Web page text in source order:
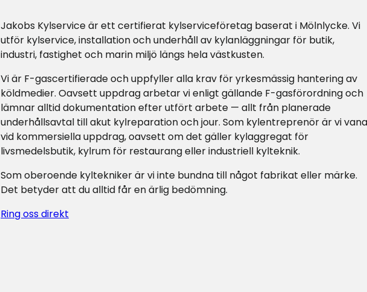
Jakobs Kylservice är ett certifierat kylserviceföretag baserat i Mölnlycke. Vi
utför kylservice, installation och underhåll av kylanläggningar för butik,
industri, fastighet och marin miljö längs hela västkusten.
Vi är F-gascertifierade och uppfyller alla krav för yrkesmässig hantering av
köldmedier. Oavsett uppdrag arbetar vi enligt gällande F-gasförordning och
lämnar alltid dokumentation efter utfört arbete — allt från planerade
underhållsavtal till akut kylreparation och jour. Som kylentreprenör är vi vana
vid kommersiella uppdrag, oavsett om det gäller kylaggregat för
livsmedelsbutik, kylrum för restaurang eller industriell kylteknik.
Som oberoende kyltekniker är vi inte bundna till något fabrikat eller märke.
Det betyder att du alltid får en ärlig bedömning.
Ring oss direkt